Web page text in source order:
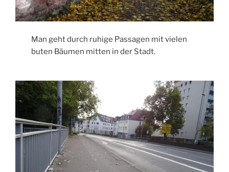
Man geht durch ruhige Passagen mit vielen
buten Bäumen mitten in der Stadt.